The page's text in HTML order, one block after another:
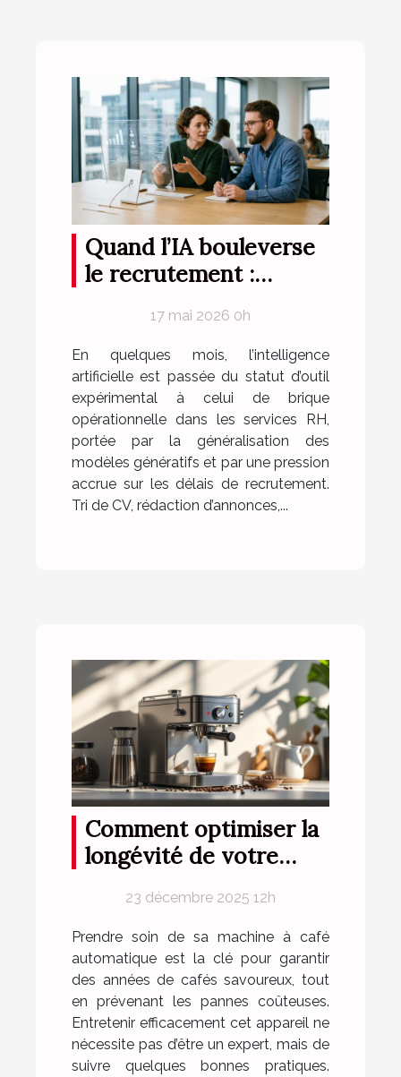
Quand l’IA bouleverse
le recrutement :
concrets en RH
17 mai 2026 0h
En quelques mois, l’intelligence
artificielle est passée du statut d’outil
expérimental à celui de brique
opérationnelle dans les services RH,
portée par la généralisation des
modèles génératifs et par une pression
accrue sur les délais de recrutement.
Tri de CV, rédaction d’annonces,...
Comment optimiser la
longévité de votre
automatique ?
23 décembre 2025 12h
Prendre soin de sa machine à café
automatique est la clé pour garantir
des années de cafés savoureux, tout
en prévenant les pannes coûteuses.
Entretenir efficacement cet appareil ne
nécessite pas d’être un expert, mais de
suivre quelques bonnes pratiques.